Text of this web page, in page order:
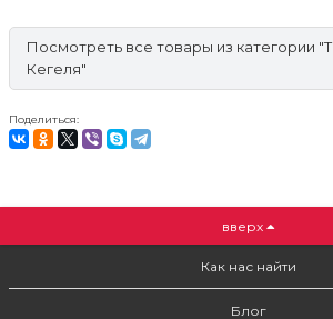
Посмотреть все товары из категории
Кегеля"
Поделиться:
вверх
Как нас найти
Блог